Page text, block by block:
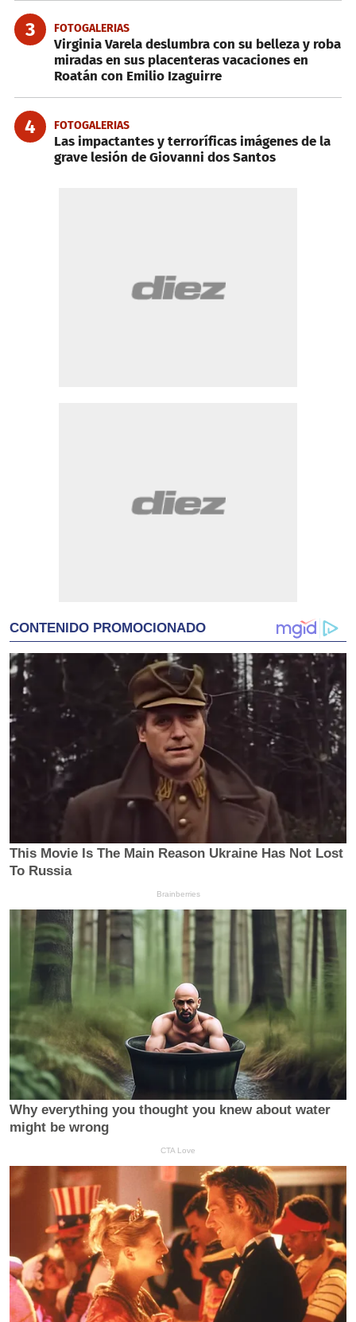
3 FOTOGALERIAS
Virginia Varela deslumbra con su belleza y roba
miradas en sus placenteras vacaciones en
Roatán con Emilio Izaguirre
4 FOTOGALERIAS
Las impactantes y terroríficas imágenes de la
grave lesión de Giovanni dos Santos